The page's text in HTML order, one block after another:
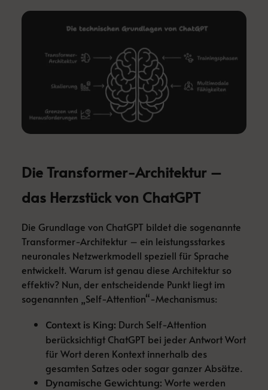
Die Transformer-Architektur –
das Herzstück von ChatGPT
Die Grundlage von ChatGPT bildet die sogenannte
Transformer-Architektur – ein leistungsstarkes
neuronales Netzwerkmodell speziell für Sprache
entwickelt. Warum ist genau diese Architektur so
effektiv? Nun, der entscheidende Punkt liegt im
sogenannten „Self-Attention“-Mechanismus:
Context is King: Durch Self-Attention
berücksichtigt ChatGPT bei jeder Antwort Wort
für Wort deren Kontext innerhalb des
gesamten Satzes oder sogar ganzer Absätze.
Dynamische Gewichtung: Worte werden